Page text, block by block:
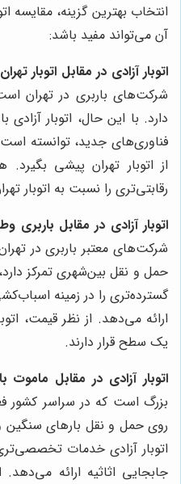
انتخاب بهترین گزینه، مقایسه
آن می‌تواند مفید باشد:
اتوبار آزادی در مقابل اتوبار
شرکت‌های باربری در تهران
دارد. با این حال، اتوبار
فناوری‌های جدید، توانسته
از اتوبار تهران پیشی بگیرد.
رقابتی‌تری را نسبت به اتوبار
اتوبار آزادی در مقابل باربری
شرکت‌های معتبر باربری در
حمل و نقل بین‌شهری تمرکز
گسترده‌تری را در زمینه
ارائه می‌دهد. از نظر قیمت،
یک سطح قرار دارند.
اتوبار آزادی در مقابل ماموت
بزرگ است که در سراسر کشور
روی حمل و نقل بارهای سنگین
اتوبار آزادی خدمات
جابجایی اثاثیه ارائه